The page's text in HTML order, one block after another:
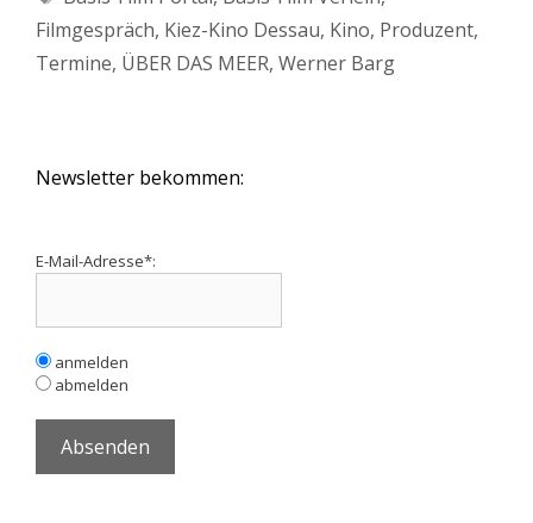
Filmgespräch, Kiez-Kino Dessau, Kino, Produzent,
Termine, ÜBER DAS MEER, Werner Barg
Newsletter bekommen:
E-Mail-Adresse*:
anmelden
abmelden